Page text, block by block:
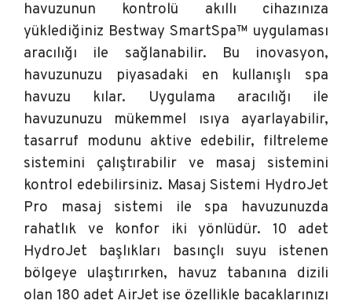
havuzunun kontrolü akıllı cihazınıza
yüklediğiniz Bestway SmartSpa™ uygulaması
aracılığı ile sağlanabilir. Bu inovasyon,
havuzunuzu piyasadaki en kullanışlı spa
havuzu kılar. Uygulama aracılığı ile
havuzunuzu mükemmel ısıya ayarlayabilir,
tasarruf modunu aktive edebilir, filtreleme
sistemini çalıştırabilir ve masaj sistemini
kontrol edebilirsiniz. Masaj Sistemi HydroJet
Pro masaj sistemi ile spa havuzunuzda
rahatlık ve konfor iki yönlüdür. 10 adet
HydroJet başlıkları basınçlı suyu istenen
bölgeye ulaştırırken, havuz tabanına dizili
olan 180 adet AirJet ise özellikle bacaklarınızı